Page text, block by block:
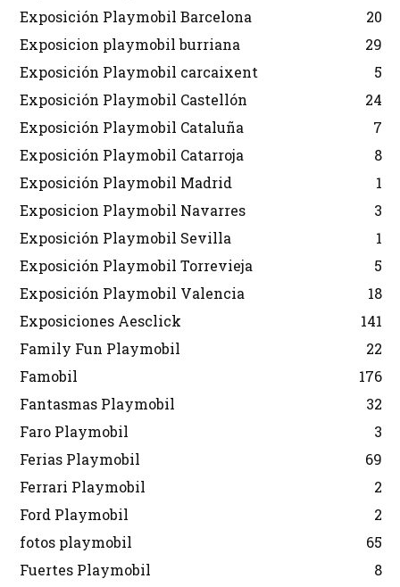
Exposición Playmobil Barcelona
20
Exposicion playmobil burriana
29
Exposición Playmobil carcaixent
5
Exposición Playmobil Castellón
24
Exposición Playmobil Cataluña
7
Exposición Playmobil Catarroja
8
Exposición Playmobil Madrid
1
Exposicion Playmobil Navarres
3
Exposición Playmobil Sevilla
1
Exposición Playmobil Torrevieja
5
Exposición Playmobil Valencia
18
Exposiciones Aesclick
141
Family Fun Playmobil
22
Famobil
176
Fantasmas Playmobil
32
Faro Playmobil
3
Ferias Playmobil
69
Ferrari Playmobil
2
Ford Playmobil
2
fotos playmobil
65
Fuertes Playmobil
8